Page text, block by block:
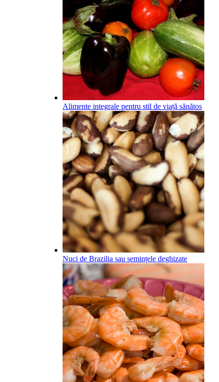
Alimente integrale pentru stil de viață sănătos
Nuci de Brazilia sau semințele deghizate